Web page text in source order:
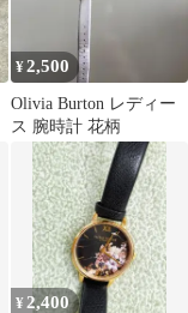
¥2,500
Olivia Burton レディー
ス 腕時計 花柄
¥ 2,400